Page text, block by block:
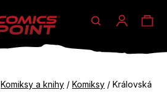
Hledat
Komiksy a knihy / Komiksy / Královská